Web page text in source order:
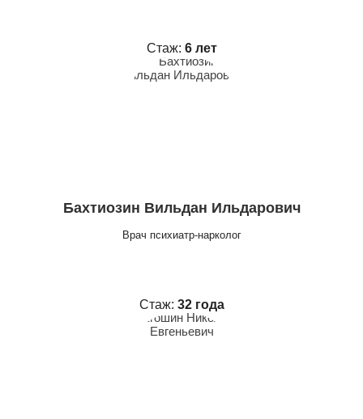
Стаж: 6 лет
Бахтиозин Вильдан Ильдарович
Врач психиатр-нарколог
Стаж: 32 года